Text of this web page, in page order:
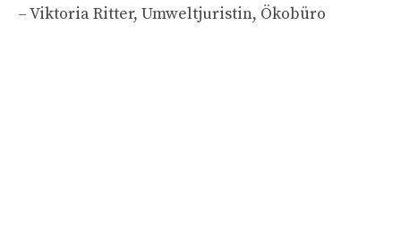
– Viktoria Ritter, Umweltjuristin, Ökobüro